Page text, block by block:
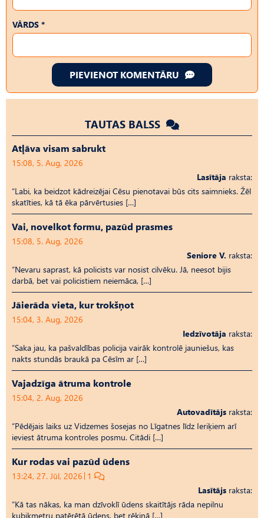
VĀRDS *
PIEVIENOT KOMENTĀRU
TAUTAS BALSS
Atļāva visam sabrukt
15:08, 5. Aug, 2026
Lasītāja raksta:
“Labi, ka beidzot kādreizējai Cēsu pienotavai būs cits saimnieks. Žēl
skatīties, kā tā ēka pārvērtusies […]
Vai, novelkot formu, pazūd prasmes
15:08, 5. Aug, 2026
Seniore V. raksta:
“Nevaru saprast, kā policists var nosist cilvēku. Jā, neesot bijis
darbā, bet vai policistiem neiemāca, […]
Jāierāda vieta, kur trokšņot
15:04, 3. Aug, 2026
Iedzīvotāja raksta:
“Saka jau, ka pašvaldības policija vairāk kontrolē jauniešus, kas
nakts stundās braukā pa Cēsīm ar […]
Vajadzīga ātruma kontrole
15:04, 2. Aug, 2026
Autovadītājs raksta:
“Pēdējais laiks uz Vid­ze­mes šosejas no Līgatnes līdz Ieriķiem arī
ieviest ātruma kontroles posmu. Citādi […]
Kur rodas vai pazūd ūdens
13:24, 27. Jūl, 2026 1
Lasītājs raksta:
“Kā tas nākas, ka man dzīvoklī ūdens skaitītājs rāda nepilnu
kubikmetru patērētā ūdens, bet rēķinā […]